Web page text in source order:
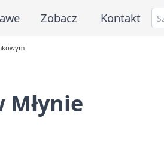
Zobacz Kontakt
Młynie